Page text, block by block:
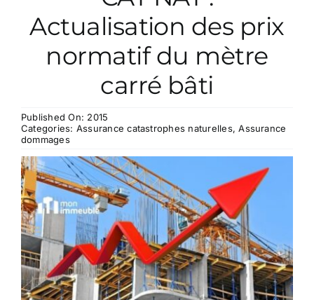
Actualisation des prix
normatif du mètre
carré bâti
Published On: 2015
Categories: Assurance catastrophes naturelles,Assurance
dommages